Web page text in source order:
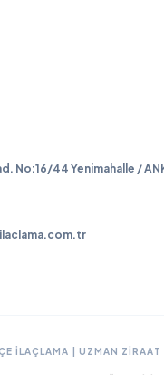
No:16/44 Yenimahalle /
İLAÇLAMA | UZMAN ZIRAAT